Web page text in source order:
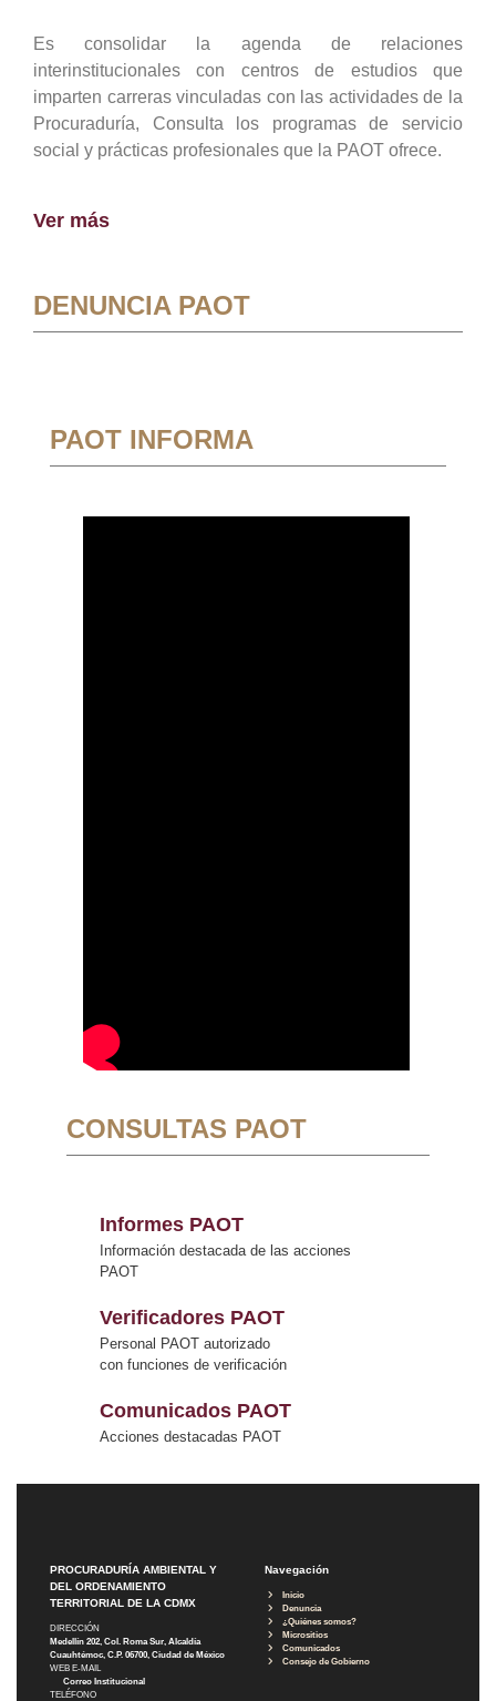
Es consolidar la agenda de relaciones
interinstitucionales con centros de estudios que
imparten carreras vinculadas con las actividades de la
Procuraduría, Consulta los programas de servicio
social y prácticas profesionales que la PAOT ofrece.
Ver más
DENUNCIA PAOT
PAOT INFORMA
CONSULTAS PAOT
Informes PAOT
Información destacada de las acciones
PAOT
Verificadores PAOT
Personal PAOT autorizado
con funciones de verificación
Comunicados PAOT
Acciones destacadas PAOT
PROCURADURÍA AMBIENTAL Y
DEL ORDENAMIENTO
TERRITORIAL DE LA CDMX
DIRECCIÓN
Medellín 202, Col. Roma Sur, Alcaldía
Cuauhtémoc, C.P. 06700, Ciudad de México
WEB E-MAIL
Correo Institucional
TELÉFONO
Navegación
Inicio
Denuncia
¿Quiénes somos?
Micrositios
Comunicados
Consejo de Gobierno